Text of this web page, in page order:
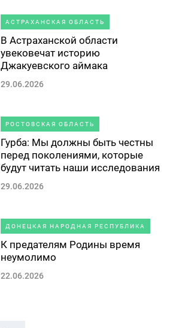
АСТРАХАНСКАЯ ОБЛАСТЬ
В Астраханской области
увековечат историю
Джакуевского аймака
29.06.2026
РОСТОВСКАЯ ОБЛАСТЬ
Гурба: Мы должны быть честны
перед поколениями, которые
будут читать наши исследования
29.06.2026
ДОНЕЦКАЯ НАРОДНАЯ РЕСПУБЛИКА
К предателям Родины время
неумолимо
22.06.2026